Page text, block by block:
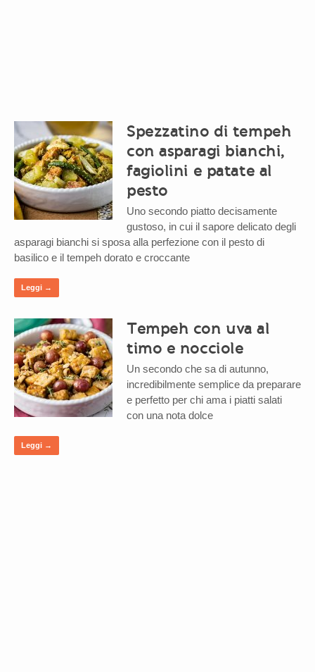
Spezzatino di tempeh
con asparagi bianchi,
fagiolini e patate al
pesto
Uno secondo piatto decisamente
gustoso, in cui il sapore delicato degli
asparagi bianchi si sposa alla perfezione con il pesto di
basilico e il tempeh dorato e croccante
Leggi →
Tempeh con uva al
timo e nocciole
Un secondo che sa di autunno,
incredibilmente semplice da preparare
e perfetto per chi ama i piatti salati
con una nota dolce
Leggi →